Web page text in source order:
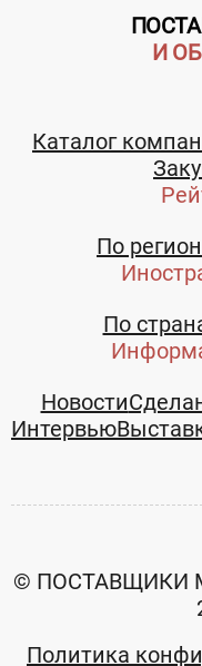
И
Каталог
По
По
Новости
Интервью
© ПОСТАВЩИКИ
Политика